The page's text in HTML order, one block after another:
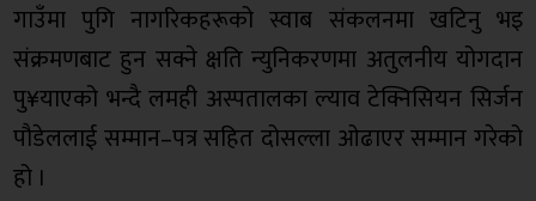
गाउँमा पुगि नागरिकहरूको स्वाब संकलनमा खटिनु भइ
संक्रमणबाट हुन सक्ने क्षति न्युनिकरणमा अतुलनीय योगदान
पु¥याएको भन्दै लमही अस्पतालका ल्याव टेक्निसियन सिर्जन
पौडेललाई सम्मान–पत्र सहित दोसल्ला ओढाएर सम्मान गरेको
हो ।